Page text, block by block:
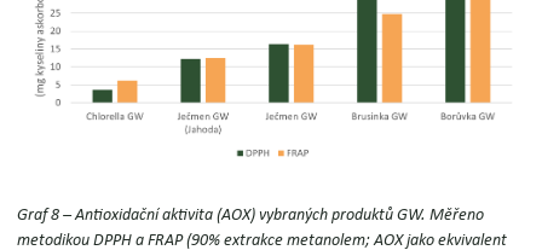
Graf 8 – Antioxidační aktivita (AOX) vybraných produktů GW.Měřeno
metodikou DPPH a FRAP (90% extrakce metanolem; AOX jako ekvivalent